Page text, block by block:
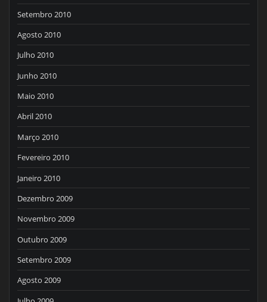
Setembro 2010
Agosto 2010
Julho 2010
Junho 2010
Maio 2010
Abril 2010
Março 2010
Fevereiro 2010
Janeiro 2010
Dezembro 2009
Novembro 2009
Outubro 2009
Setembro 2009
Agosto 2009